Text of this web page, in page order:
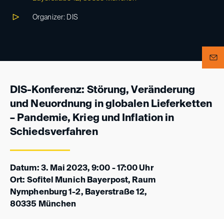
Organizer: DIS
DIS-Konferenz: Störung, Veränderung
und Neuordnung in globalen Lieferketten
– Pandemie, Krieg und Inflation in
Schiedsverfahren
Datum: 3. Mai 2023, 9:00 - 17:00 Uhr
Ort: Sofitel Munich Bayerpost, Raum
Nymphenburg 1-2, Bayerstraße 12,
80335 München